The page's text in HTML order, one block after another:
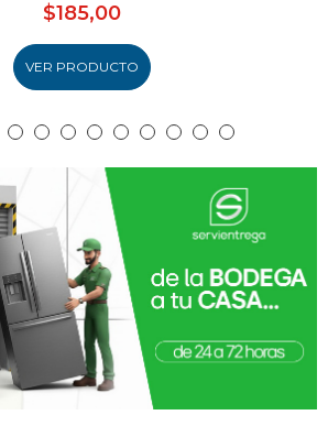
$185,00
VER PRODUCTO